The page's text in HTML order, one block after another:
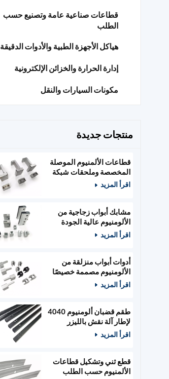
قطاعات صناعية عامة وتصنيع حسب
الطلب
هياكل الأجهزة الطبية والأدوات الدقيقة
إدارة الحرارة والخزائن الإلكترونية
مكونات السيارات والنقل
منتجات جديدة
قطاعات الألمنيوم الموصلة
المخصصة وملحقات شبكة
الطاقة
اقرأ المزيد
مشابك أبواب زجاجية من
الألومنيوم عالية الجودة
مصممة حسب الطلب،
وأدوات أبواب خشبية
اقرأ المزيد
أدوات أبواب منزلقة من
الألومنيوم مصممة خصيصًا
ومثبتات زجاجية
اقرأ المزيد
طقم قضبان ألومنيوم 4040
لإطار آلة نقش بالليزر
400x400 مم
اقرأ المزيد
قطع ثني وتشكيل قطاعات
الألمنيوم حسب الطلب